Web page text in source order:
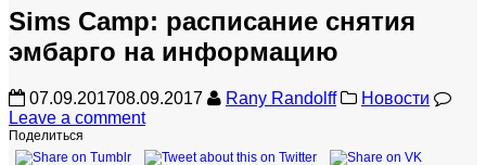
Sims Camp: расписание снятия
эмбарго на информацию
07.09.201708.09.2017 Rany Randolff
Новости
Leave a comment
Поделиться